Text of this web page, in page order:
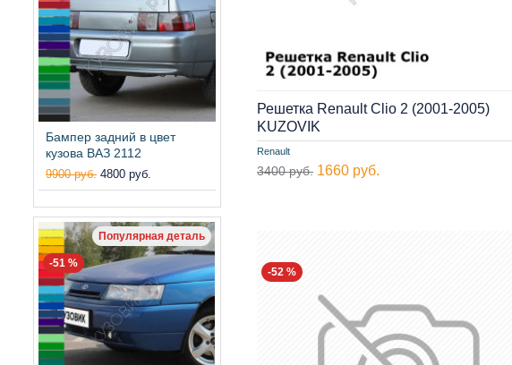
Бампер задний в цвет
кузова ВАЗ 2112
9900 руб. 4800 руб.
Популярная деталь
-51 %
Renault
Решетка Renault Clio 2 (2001-2005)
KUZOVIK
3400 руб. 1660 руб.
-52 %